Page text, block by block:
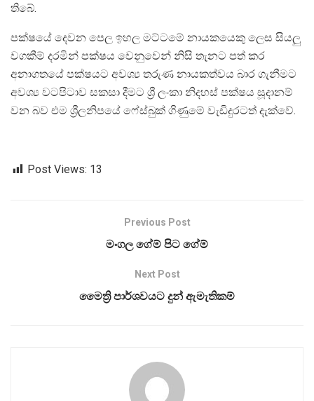
තිබේ.
පක්ෂයේ දෙවන පෙල ඉහල මට්ටමේ නායකයෙකු ලෙස සියලු
වගකීම් දරමින් පක්ෂය වෙනුවෙන් නිසි තැනට පත් කර
අනාගතයේ පක්ෂයට අවශ්‍ය තරුණ නායකත්වය බාර ගැනීමට
අවශ්‍ය වටපිටාව සකසා දීමට ශ්‍රී ලංකා නිදහස් පක්ෂය සූදානම්
වන බව එම ශ්‍රීලනිපයේ ෆේස්බුක් ගිණුමේ වැඩිදුරටත් දැක්වේ.
Post Views: 13
Previous Post
මංගල ගේම් පිට ගේම්
Next Post
මෛත්‍රි පාර්ශවයට දුන් ඇමැතිකම්